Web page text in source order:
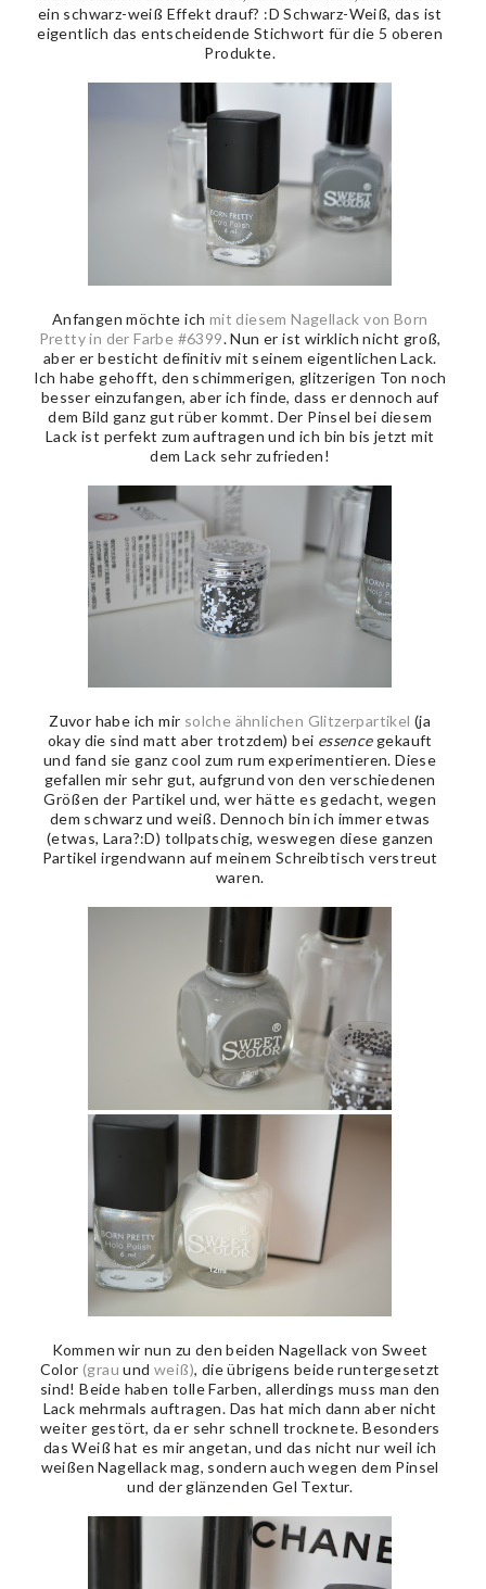
ein schwarz-weiß Effekt drauf? :D Schwarz-Weiß, das ist
eigentlich das entscheidende Stichwort für die 5 oberen
Produkte.
Anfangen möchte ich mit diesem Nagellack von Born
Pretty in der Farbe #6399. Nun er ist wirklich nicht groß,
aber er besticht definitiv mit seinem eigentlichen Lack.
Ich habe gehofft, den schimmerigen, glitzerigen Ton noch
besser einzufangen, aber ich finde, dass er dennoch auf
dem Bild ganz gut rüber kommt. Der Pinsel bei diesem
Lack ist perfekt zum auftragen und ich bin bis jetzt mit
dem Lack sehr zufrieden!
Zuvor habe ich mir solche ähnlichen Glitzerpartikel (ja
okay die sind matt aber trotzdem) bei essencegekauft
und fand sie ganz cool zum rum experimentieren. Diese
gefallen mir sehr gut, aufgrund von den verschiedenen
Größen der Partikel und, wer hätte es gedacht, wegen
dem schwarz und weiß. Dennoch bin ich immer etwas
(etwas, Lara?:D) tollpatschig, weswegen diese ganzen
Partikel irgendwann auf meinem Schreibtisch verstreut
waren.
Kommen wir nun zu den beiden Nagellack von Sweet
Color(grau undweiß), die übrigens beide runtergesetzt
sind! Beide haben tolle Farben, allerdings muss man den
Lack mehrmals auftragen. Das hat mich dann aber nicht
weiter gestört, da er sehr schnell trocknete. Besonders
das Weiß hat es mir angetan, und das nicht nur weil ich
weißen Nagellack mag, sondern auch wegen dem Pinsel
und der glänzenden Gel Textur.